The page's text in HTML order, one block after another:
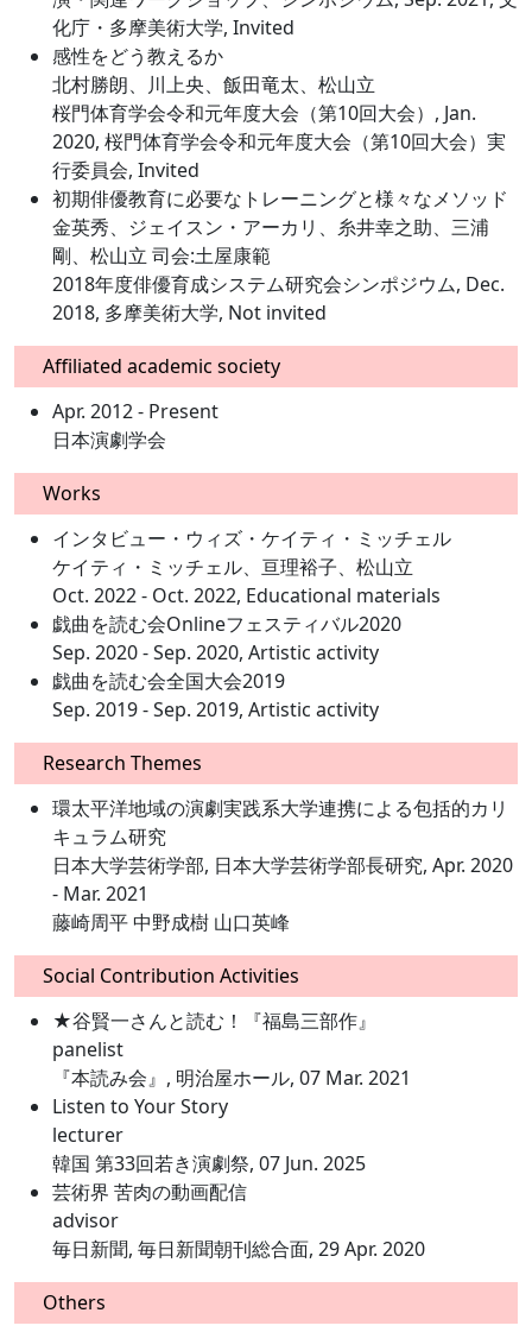
化庁・多摩美術大学, Invited
感性をどう教えるか
北村勝朗、川上央、飯田竜太、松山立
桜門体育学会令和元年度大会（第10回大会）, Jan.
2020, 桜門体育学会令和元年度大会（第10回大会）実
行委員会, Invited
初期俳優教育に必要なトレーニングと様々なメソッド
金英秀、ジェイスン・アーカリ、糸井幸之助、三浦
剛、松山立 司会:土屋康範
2018年度俳優育成システム研究会シンポジウム, Dec.
2018, 多摩美術大学, Not invited
Affiliated academic society
Apr. 2012 - Present
日本演劇学会
Works
インタビュー・ウィズ・ケイティ・ミッチェル
ケイティ・ミッチェル、亘理裕子、松山立
Oct. 2022 - Oct. 2022, Educational materials
戯曲を読む会Onlineフェスティバル2020
Sep. 2020 - Sep. 2020, Artistic activity
戯曲を読む会全国大会2019
Sep. 2019 - Sep. 2019, Artistic activity
Research Themes
環太平洋地域の演劇実践系大学連携による包括的カリ
キュラム研究
日本大学芸術学部, 日本大学芸術学部長研究, Apr. 2020
- Mar. 2021
藤崎周平 中野成樹 山口英峰
Social Contribution Activities
★谷賢一さんと読む！『福島三部作』
panelist
『本読み会』, 明治屋ホール, 07 Mar. 2021
Listen to Your Story
lecturer
韓国 第33回若き演劇祭, 07 Jun. 2025
芸術界 苦肉の動画配信
advisor
毎日新聞, 毎日新聞朝刊総合面, 29 Apr. 2020
Others